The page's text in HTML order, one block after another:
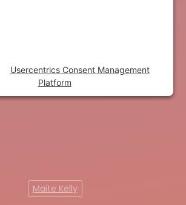
Usercentrics Consent Management
Platform
Maite Kelly